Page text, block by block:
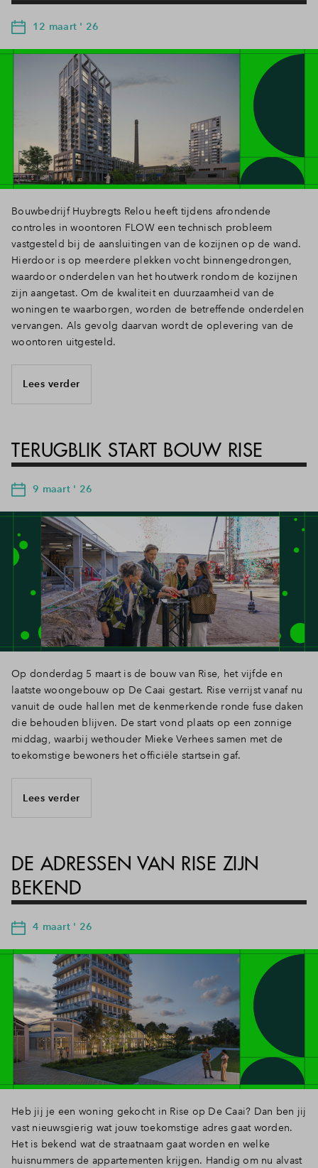
12 maart ' 26
Bouwbedrijf Huybregts Relou heeft tijdens afrondende
controles in woontoren FLOW een technisch probleem
vastgesteld bij de aansluitingen van de kozijnen op de wand.
Hierdoor is op meerdere plekken vocht binnengedrongen,
waardoor onderdelen van het houtwerk rondom de kozijnen
zijn aangetast. Om de kwaliteit en duurzaamheid van de
woningen te waarborgen, worden de betreffende onderdelen
vervangen. Als gevolg daarvan wordt de oplevering van de
woontoren uitgesteld.
Lees verder
TERUGBLIK START BOUW RISE
9 maart ' 26
Op donderdag 5 maart is de bouw van Rise, het vijfde en
laatste woongebouw op De Caai gestart. Rise verrijst vanaf nu
vanuit de oude hallen met de kenmerkende ronde fuse daken
die behouden blijven. De start vond plaats op een zonnige
middag, waarbij wethouder Mieke Verhees samen met de
toekomstige bewoners het officiële startsein gaf.
Lees verder
DE ADRESSEN VAN RISE ZIJN
BEKEND
4 maart ' 26
Heb jij je een woning gekocht in Rise op De Caai? Dan ben jij
vast nieuwsgierig wat jouw toekomstige adres gaat worden.
Het is bekend wat de straatnaam gaat worden en welke
huisnummers de appartementen krijgen. Handig om nu alvast